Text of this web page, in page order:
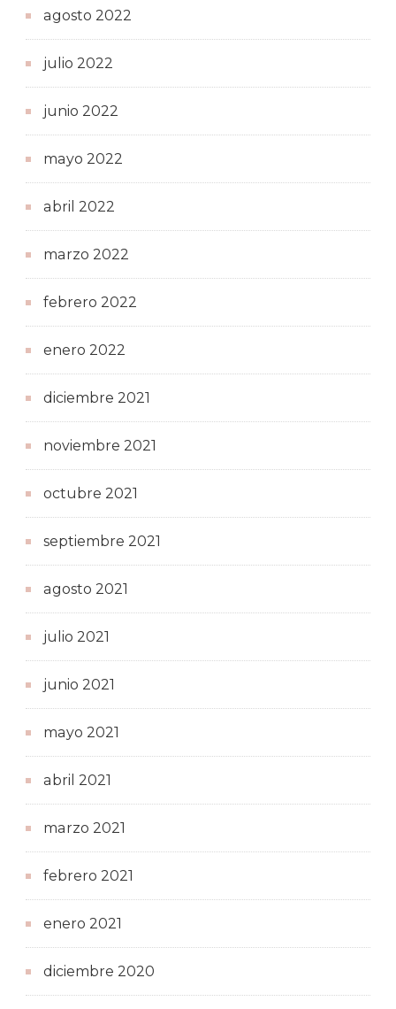
agosto 2022
julio 2022
junio 2022
mayo 2022
abril 2022
marzo 2022
febrero 2022
enero 2022
diciembre 2021
noviembre 2021
octubre 2021
septiembre 2021
agosto 2021
julio 2021
junio 2021
mayo 2021
abril 2021
marzo 2021
febrero 2021
enero 2021
diciembre 2020